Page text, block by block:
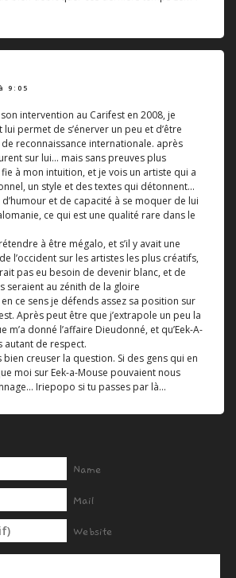
9:05
intervention au Carifest en 2008, je
permet de s’énerver un peu et d’être
reconnaissance internationale. après
sur lui... mais sans preuves plus
à mon intuition, et je vois un artiste qui a
un style et des textes qui détonnent...
et de capacité à se moquer de lui
ce qui est une qualité rare dans le
à être mégalo, et s’il y avait une
l’occident sur les artistes les plus créatifs,
pas eu besoin de devenir blanc, et de
seraient au zénith de la gloire
ce sens je défends assez sa position sur
Après peut être que j’extrapole un peu la
m’a donné l’affaire Dieudonné, et qu’Eek-A-
autant de respect.
bien creuser la question. Si des gens qui en
moi sur Eek-a-Mouse pouvaient nous
Iriepopo si tu passes par là...
Name
Mail
Website